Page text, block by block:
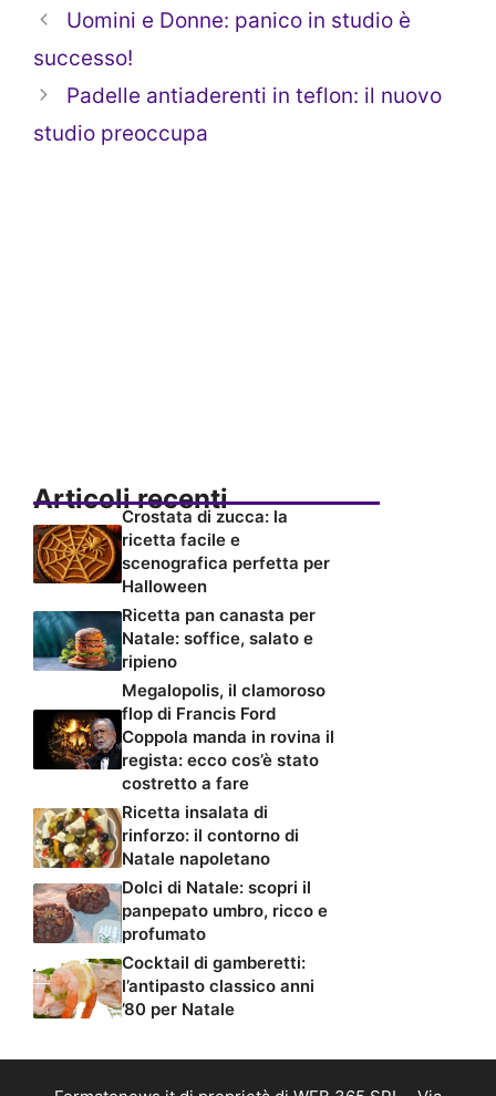
Uomini e Donne: panico in studio è
successo!
Padelle antiaderenti in teflon: il nuovo
studio preoccupa
Articoli recenti
Crostata di zucca: la
ricetta facile e
scenografica perfetta per
Halloween
Ricetta pan canasta per
Natale: soffice, salato e
ripieno
Megalopolis, il clamoroso
flop di Francis Ford
Coppola manda in rovina il
regista: ecco cos’è stato
costretto a fare
Ricetta insalata di
rinforzo: il contorno di
Natale napoletano
Dolci di Natale: scopri il
panpepato umbro, ricco e
profumato
Cocktail di gamberetti:
l’antipasto classico anni
’80 per Natale